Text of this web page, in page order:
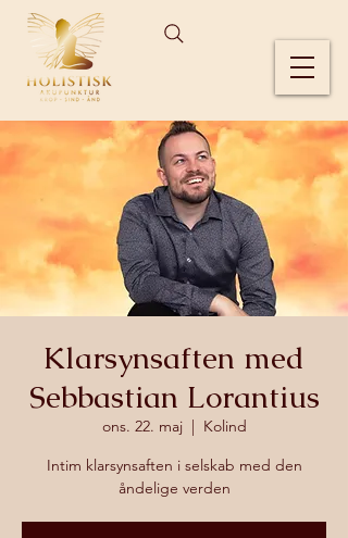
Klarsynsaften med
Sebbastian Lorantius
ons. 22. maj
  |
Kolind
Intim klarsynsaften i selskab med den
åndelige verden